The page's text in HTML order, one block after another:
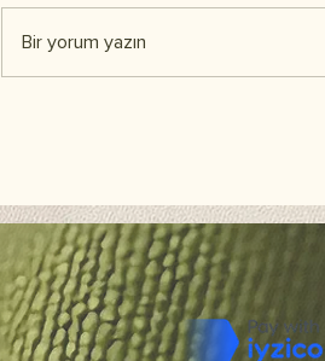
Bir yorum yazın